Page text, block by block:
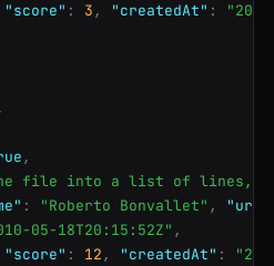
"score" : 3 , "createdAt" :
,
,
file into a list of lines,
: "Roberto Bonvallet" , "url"
05-18T20:15:52Z" ,
"score" : 12 , "createdAt" :